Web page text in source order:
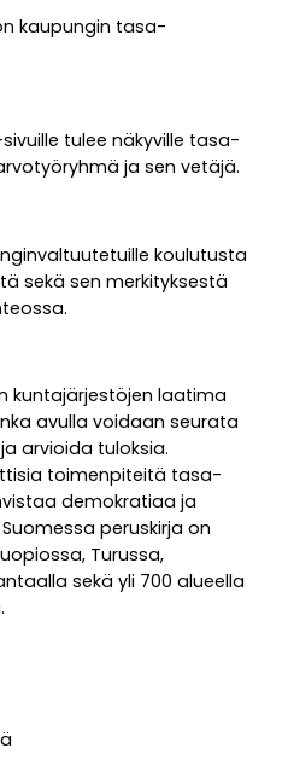
kaupungin tasa-
tulee näkyville tasa-
ja sen vetäjä.
koulutusta
sekä sen merkityksestä
laatima
avulla voidaan seurata
arvioida tuloksia.
toimenpiteitä tasa-
demokratiaa ja
peruskirja on
Turussa,
sekä yli 700 alueella